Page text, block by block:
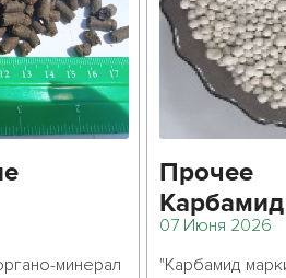
минерал
Прочее
07 Июня 2026
"Карбамид